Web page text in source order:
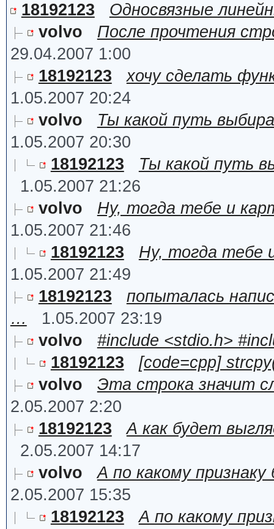
18192123
Односвязные
volvo
После прочтения
29.04.2007 1:00
18192123
хочу сделать
1.05.2007 20:24
volvo
Ты какой путь
1.05.2007 20:30
18192123
Ты какой путь
1.05.2007 21:26
volvo
Ну, тогда тебе и
1.05.2007 21:46
18192123
Ну, тогда тебе
1.05.2007 21:49
18192123
попыталась
…
1.05.2007 23:19
volvo
#include <stdio.h>
18192123
[code=cpp]
volvo
Эта строка значит
2.05.2007 2:20
18192123
А как будет
2.05.2007 14:17
volvo
А по какому
2.05.2007 15:35
18192123
А по какому